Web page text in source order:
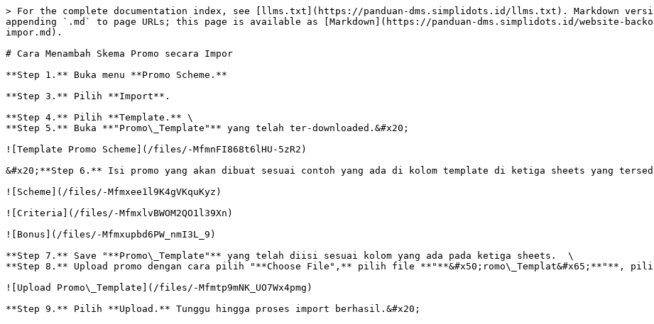
> For the complete documentation index, see [llms.txt](https://panduan-dms.simplidots.id/llms.txt). Markdown
appending `.md` to page URLs; this page is available as [Markdown](https://panduan-dms.simplidots.id/website-
impor.md).
# Cara Menambah Skema Promo secara Impor
**Step 1.** Buka menu **Promo Scheme.**
**Step 3.** Pilih **Import**.
**Step 4.** Pilih **Template.** \
**Step 5.** Buka **"Promo\_Template"** yang telah ter-downloaded.&#x20;
![Template Promo Scheme](/files/-MfmnFI868t6lHU-5zR2)
&#x20;**Step 6.** Isi promo yang akan dibuat sesuai contoh yang ada di kolom template di ketiga sheets yang
![Scheme](/files/-Mfmxee1l9K4gVKquKyz)
![Criteria](/files/-MfmxlvBWOM2QO1l39Xn)
![Bonus](/files/-Mfmxupbd6PW_nmI3L_9)
**Step 7.** Save "**Promo\_Template"** yang telah diisi sesuai kolom yang ada pada ketiga sheets.  \
**Step 8.** Upload promo dengan cara pilih "**Choose File",** pilih file **"**&#x50;romo\_Templat&#x65;**"**,
![Upload Promo\_Template](/files/-Mfmtp9mNK_UO7Wx4pmg)
**Step 9.** Pilih **Upload.** Tunggu hingga proses import berhasil.&#x20;